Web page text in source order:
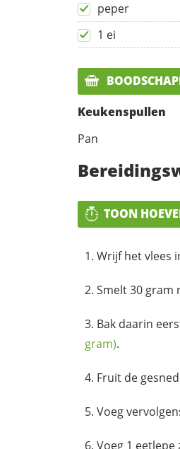
peper
1 ei
Keukenspullen
Pan
TOON
Wrijf het vlees
Smelt 30 gram
Bak daarin
gram).
Fruit de
Voeg
Voeg 1